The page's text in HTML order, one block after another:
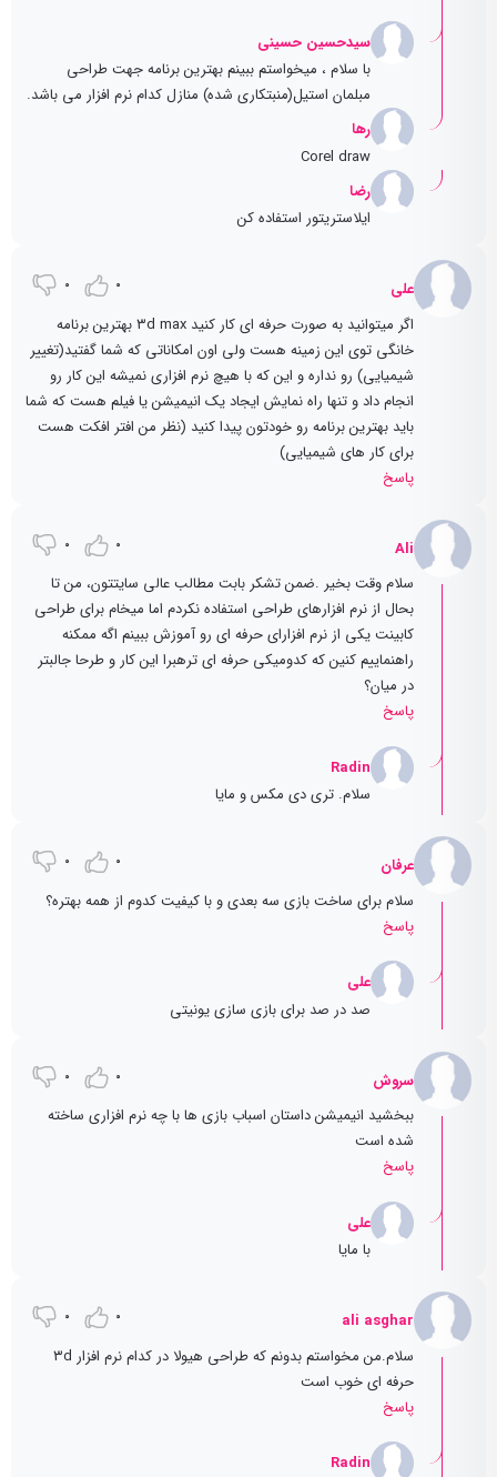
سیدحسین حسینی
با سلام ، میخواستم ببینم بهترین برنامه جهت طراحی
مبلمان استیل(منبتکاری شده) منازل کدام نرم افزار می باشد.
رها
Corel draw
رضا
ایلاستریتور استفاده کن
علی 0
0
اگر میتوانید به صورت حرفه ای کار کنید ۳d max بهترین برنامه
خانگی توی این زمینه هست ولی اون امکاناتی که شما گفتید(تغییر
شیمیایی) رو نداره و این که با هیچ نرم افزاری نمیشه این کار رو
انجام داد و تنها راه نمایش ایجاد یک انیمیشن یا فیلم هست که شما
باید بهترین برنامه رو خودتون پیدا کنید (نظر من افتر افکت هست
برای کار های شیمیایی)
پاسخ
Ali
0
0
سلام وقت بخیر .ضمن تشکر بابت مطالب عالی سایتتون، من تا
بحال از نرم افزارهای طراحی استفاده نکردم اما میخام برای طراحی
کابینت یکی از نرم افزارای حرفه ای رو آموزش ببینم اگه ممکنه
راهنماییم کنین که کدومیکی حرفه ای ترهبرا این کار و طرحا جالبتر
در میان؟
پاسخ
Radin
سلام. تری دی مکس و مایا
عرفان 0
0
سلام برای ساخت بازی سه بعدی و با کیفیت کدوم از همه بهتره؟
پاسخ
علی
صد در صد برای بازی سازی یونیتی
سروش 0
0
ببخشید انیمیشن داستان اسباب بازی ها با چه نرم افزاری ساخته
شده است
پاسخ
علی
با مایا
ali asghar
0
0
سلام.من مخواستم بدونم که طراحی هیولا در کدام نرم افزار ۳d
حرفه ای خوب است
پاسخ
Radin